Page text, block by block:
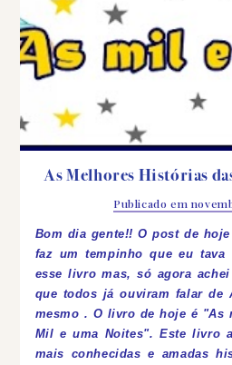
As Melhores Histórias
Publicado em
Bom dia gente!! O post de
faz um tempinho que eu
esse livro mas, só agora
que todos já ouviram falar de
mesmo . O livro de hoje é "As
Mil e uma Noites". Este livro
mais conhecidas e amadas